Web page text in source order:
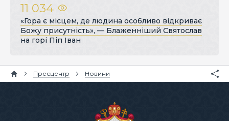
11 034
«Гора є місцем, де людина особливо відкриває
Божу присутність», — Блаженніший Святослав
на горі Піп Іван
Пресцентр Новини